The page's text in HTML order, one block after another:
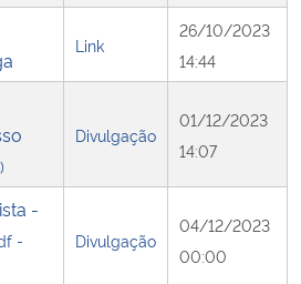
Link
26/10/2023
14:44
Divulgação
01/12/2023
14:07
-
-
Divulgação
04/12/2023
00:00